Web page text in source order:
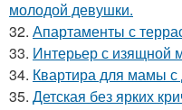
молодой девушки.
32. Апартаменты с
33. Интерьер с изящной
34. Квартира для мамы
35. Детская без ярких